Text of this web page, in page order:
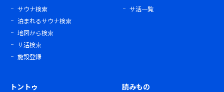
サウナ検索
泊まれるサウナ検索
地図から検索
サ活検索
施設登録
サ活一覧
トントゥ 読みもの